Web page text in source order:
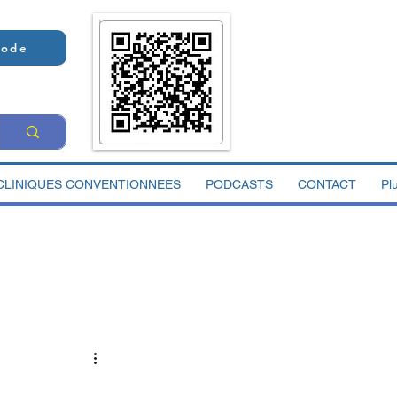
CONVENTIONNEES PODCASTS CONTACT